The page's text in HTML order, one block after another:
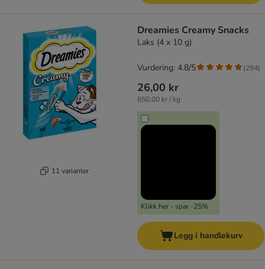
11 varianter
Dreamies Creamy Snacks
Laks (4 x 10 g)
26,00 kr
650,00 kr / kg
Klikk her - spar -25%
Vurdering: 4.8/5 (294)
Legg i handlekurv